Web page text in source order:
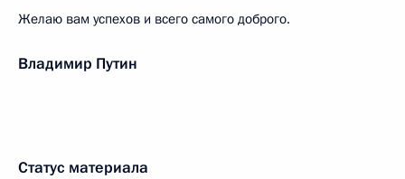
Желаю вам успехов и всего самого доброго.
Владимир Путин
Статус материала